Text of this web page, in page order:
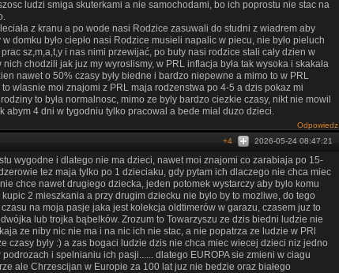
ludzi smiga skuterkami a nie samochodami, bo ich poprostu nie stac na
z kranu a po wode nasi Rodzice zasuwali do studni z wiadrem aby
domku było ciepło nasi Rodzice musieli napalic w piecu, nie było pieluch
sz,m,a,t,y i nas nimi przewijać, po buty nasi rodzice stali cały dzien w
chodzili jak juz my wyroslismy, w PRL inflacja była tak wysoka i skakała
nawet o 50% czasy były biedne i bardzo niepewne a mimo to w PRL
wlasnie moi znajomi z PRL maja rodzenstwa po 4-5 a dzis pokaz mi
to była normalnosc, mimo ze byly bardzo ciezkie czasy, nikt nie mowil
abym 4 dni w tygodniu tylko pracowal a bede mial duzo dzieci.
Odpowiedz
2026-05-24 08:47:21
+4
wygodne i dlatego nie ma dzieci, nawet moi znajomi co zarabiaja po 15-
tez maja tylko po 1 dzieciaku, gdy pytam ich dlaczego nie chca miec
chce nawet drugiego dziecka, jeden potomek wystarczy aby bylo komu
2 mieszkania a przy drugim dziecku nie bylo by to mozliwe, do tego
na moja pasje jaka jest kolekcja oldtimerów w garazu, czasem juz to
lub trojka bąbelków. Zrozum to Towarzyszu ze dzis biedni ludzie nie
ze niby nic nie ma i na nic ich nie stac, a nie popatrza ze ludzie w PRl
czasy byly :) a zas bogaci ludzie dzis nie chca miec wiecej dzieci niz jedno
i spelnianiu ich pasji...... dlatego EUROPA sie zmieni w ciagu
ale Chrzescijan w Europie za 100 lat juz nie bedzie oraz białego